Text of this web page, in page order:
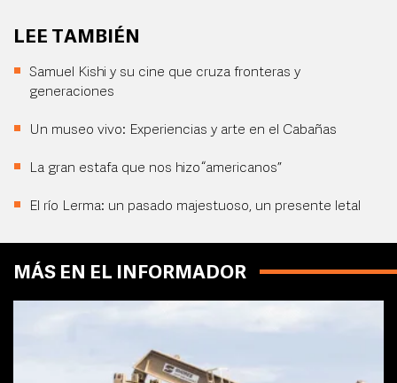
LEE TAMBIÉN
Samuel Kishi y su cine que cruza fronteras y
generaciones
Un museo vivo: Experiencias y arte en el Cabañas
La gran estafa que nos hizo “americanos”
El río Lerma: un pasado majestuoso, un presente letal
MÁS EN EL INFORMADOR